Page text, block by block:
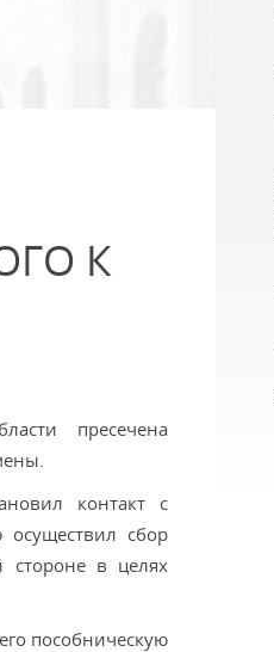
К
пресечена
контакт с
сбор
стороне в целях
пособническую